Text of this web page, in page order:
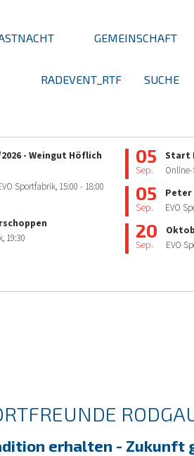
GEMEINSCHAFT
RADEVENT_RTF SUCHE
- Weingut Höflich
Sportfabrik, 15:00 - 18:00
19:30
05
Sep.
Start
05
Sep.
Peter
EVO
20
Sep. EVO
erhalten - Zukunft